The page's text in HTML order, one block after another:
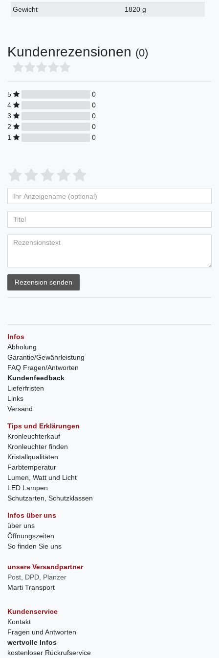
Gewicht 1820 g
Kundenrezensionen (0)
5
0
4
0
3
0
2
0
1
0
Rezension senden
Infos
Abholung
Garantie/Gewährleistung
FAQ Fragen/Antworten
Kundenfeedback
Lieferfristen
Links
Versand
Tips und Erklärungen
Kronleuchterkauf
Kronleuchter finden
Kristallqualitäten
Farbtemperatur
Lumen, Watt und Licht
LED Lampen
Schutzarten, Schutzklassen
Infos über uns
über uns
Öffnungszeiten
So finden Sie uns
unsere Versandpartner
Post, DPD, Planzer
Marti Transport
Kundenservice
Kontakt
Fragen und Antworten
wertvolle Infos
kostenloser Rückrufservice